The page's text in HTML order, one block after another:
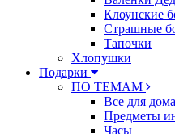
Клоунские
Страшные
Тапочки
Хлопушки
Подарки
ПО ТЕМАМ
Все для дома
Предметы
Часы